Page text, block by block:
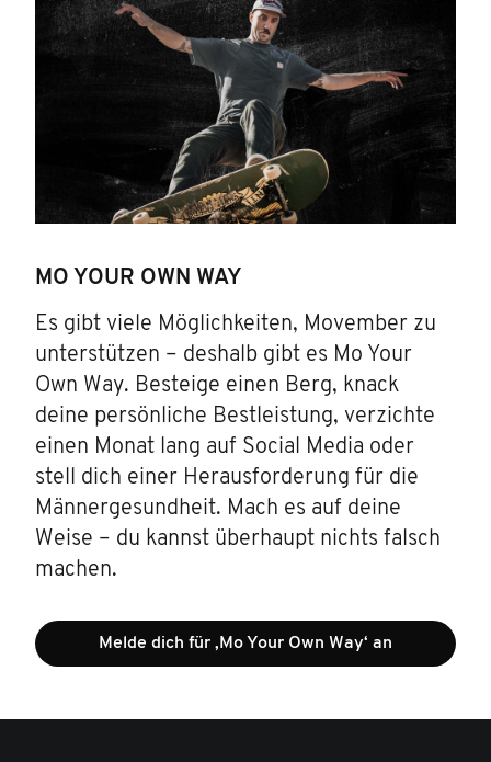
MO YOUR OWN WAY
Es gibt viele Möglichkeiten, Movember zu
unterstützen – deshalb gibt es Mo Your
Own Way. Besteige einen Berg, knack
deine persönliche Bestleistung, verzichte
einen Monat lang auf Social Media oder
stell dich einer Herausforderung für die
Männergesundheit. Mach es auf deine
Weise – du kannst überhaupt nichts falsch
machen.
Melde dich für ‚Mo Your Own Way‘ an